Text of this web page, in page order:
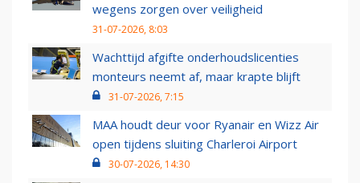
wegens zorgen over veiligheid
31-07-2026, 8:03
Wachttijd afgifte onderhoudslicenties
monteurs neemt af, maar krapte blijft
31-07-2026, 7:15
MAA houdt deur voor Ryanair en Wizz Air
open tijdens sluiting Charleroi Airport
30-07-2026, 14:30